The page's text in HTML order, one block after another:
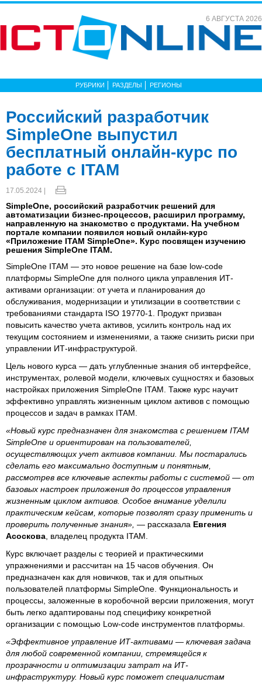
6 АВГУСТА 2026
РУБРИКИ РАЗДЕЛЫ РЕГИОНЫ
Российский разработчик
SimpleOne выпустил
бесплатный онлайн-курс по
работе с ITAM
17.05.2024 |
SimpleOne, российский разработчик решений для
автоматизации бизнес-процессов, расширил программу,
направленную на знакомство с продуктами. На учебном
портале компании появился новый онлайн-курс
«Приложение ITAM SimpleOne». Курс посвящен изучению
решения SimpleOne ITAM.
SimpleOne ITAM — это новое решение на базе low-code
платформы SimpleOne для полного цикла управления ИТ-
активами организации: от учета и планирования до
обслуживания, модернизации и утилизации в соответствии с
требованиями стандарта ISO 19770-1. Продукт призван
повысить качество учета активов, усилить контроль над их
текущим состоянием и изменениями, а также снизить риски при
управлении ИТ-инфраструктурой.
Цель нового курса — дать углубленные знания об интерфейсе,
инструментах, ролевой модели, ключевых сущностях и базовых
настройках приложения SimpleOne ITAM. Также курс научит
эффективно управлять жизненным циклом активов с помощью
процессов и задач в рамках ITAM.
«Новый курс предназначен для знакомства с решением ITAM
SimpleOne и ориентирован на пользователей,
осуществляющих учет активов компании. Мы постарались
сделать его максимально доступным и понятным,
рассмотрев все ключевые аспекты работы с системой — от
базовых настроек приложения до процессов управления
жизненным циклом активов. Особое внимание уделили
практическим кейсам, которые позволят сразу применить и
проверить полученные знания», — рассказала Евгения
Асоскова , владелец продукта ITAM.
Курс включает разделы с теорией и практическими
упражнениями и рассчитан на 15 часов обучения. Он
предназначен как для новичков, так и для опытных
пользователей платформы SimpleOne. Функциональность и
процессы, заложенные в коробочной версии приложения, могут
быть легко адаптированы под специфику конкретной
организации с помощью Low-code инструментов платформы.
«Эффективное управление ИТ-активами — ключевая задача
для любой современной компании, стремящейся к
прозрачности и оптимизации затрат на ИТ-
инфраструктуру. Новый курс поможет специалистам